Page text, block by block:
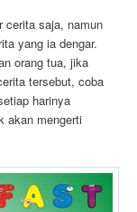
cerita saja, namun
yang ia dengar.
orang tua, jika
tersebut, coba
harinya
akan mengerti